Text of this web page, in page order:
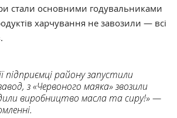
стали основними годувальниками
харчування не завозили — всі
підприємці району запустили
з «Червоного маяка» звозили
виробництво масла та сиру!» —